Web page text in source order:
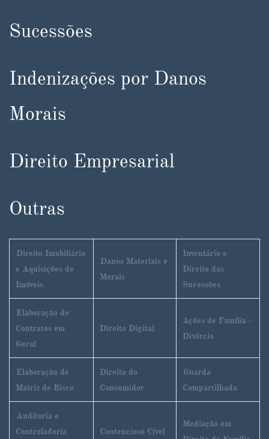
Sucessões
Indenizações por Danos
Morais
Direito Empresarial
Outras
Direito Imobiliário
e Aquisições de
Imóveis
Danos Materiais e
Morais
Inventário e
Direito das
Sucessões
Elaboração de
Contratos em
Geral
Direito Digital
Ações de Família -
Divórcio
Elaboração de
Matriz de Risco
Direito do
Consumidor
Guarda
Compartilhada
Auditoria e
Controladoria
Contencioso Cível
Mediação em